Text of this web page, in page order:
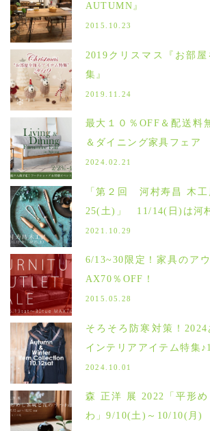
AUTUMN』
2015.10.23
2019クリスマス『お部
集』
2019.11.24
最大１０％OFF＆配送料
＆ダイニング家具フェア
2024.02.21
「第２回 河村寿昌 木
25(土)」 11/14(日)は河
2021.10.29
6/13~30限定！家具のア
AX70％OFF！
2015.05.28
そろそろ防寒対策！
インテリアアイテム特集
2024.10.01
森 正洋 展 2022「平形
わ」9/10(土)～10/10(月)